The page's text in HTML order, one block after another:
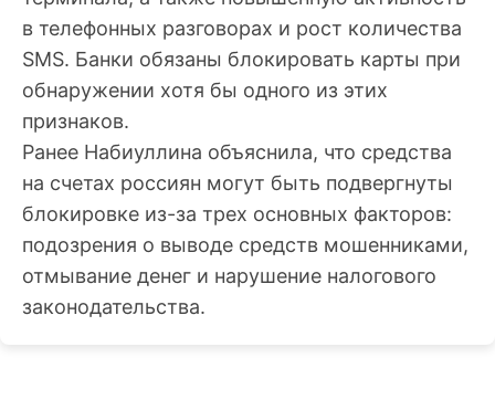
в телефонных разговорах и рост количества
SMS. Банки обязаны блокировать карты при
обнаружении хотя бы одного из этих
признаков.
Ранее Набиуллина объяснила, что средства
на счетах россиян могут быть подвергнуты
блокировке из-за трех основных факторов:
подозрения о выводе средств мошенниками,
отмывание денег и нарушение налогового
законодательства.